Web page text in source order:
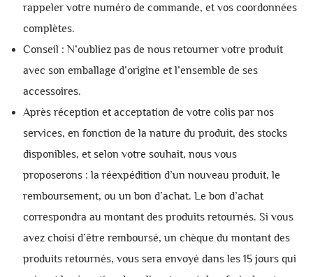
rappeler votre numéro de commande, et vos coordonnées
complètes.
Conseil : N’oubliez pas de nous retourner votre produit
avec son emballage d’origine et l’ensemble de ses
accessoires.
Après réception et acceptation de votre colis par nos
services, en fonction de la nature du produit, des stocks
disponibles, et selon votre souhait, nous vous
proposerons : la réexpédition d’un nouveau produit, le
remboursement, ou un bon d’achat. Le bon d’achat
correspondra au montant des produits retournés. Si vous
avez choisi d’être remboursé, un chèque du montant des
produits retournés, vous sera envoyé dans les 15 jours qui